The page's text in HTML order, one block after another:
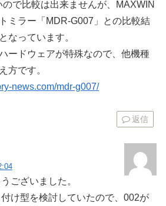
で比較は出来ませんが、MAXWIN
ミラー「MDR-G007」との比較結
なっています。
ードウェアが特殊なので、他機種
方です。
news.com/mdr-g007/
返信
ございました。
け型を検討していたので、002が